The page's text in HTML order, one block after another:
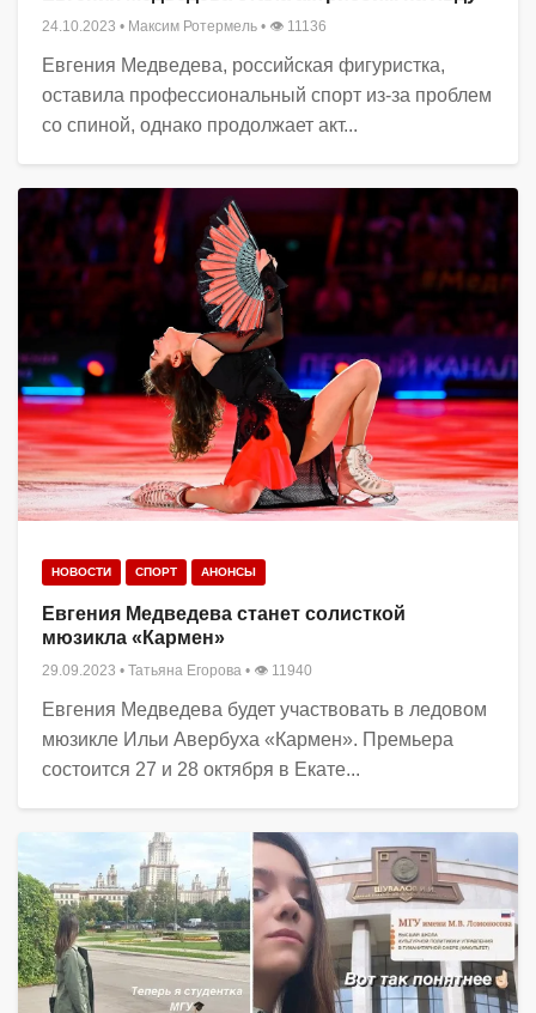
24.10.2023 • Максим Ротермель • 👁 11136
Евгения Медведева, российская фигуристка,
оставила профессиональный спорт из-за проблем
со спиной, однако продолжает акт...
НОВОСТИ СПОРТ АНОНСЫ
Евгения Медведева станет солисткой
мюзикла «Кармен»
29.09.2023 • Татьяна Егорова • 👁 11940
Евгения Медведева будет участвовать в ледовом
мюзикле Ильи Авербуха «Кармен». Премьера
состоится 27 и 28 октября в Екате...